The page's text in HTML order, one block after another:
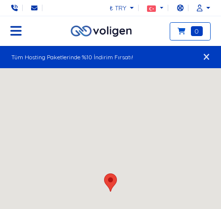
₺ TRY
0
Tüm Hosting Paketlerinde %10 İndirim Fırsatı!